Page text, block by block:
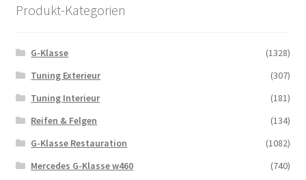
Produkt-Kategorien
G-Klasse
(1328)
Tuning Exterieur
(307)
Tuning Interieur
(181)
Reifen & Felgen
(134)
G-Klasse Restauration
(1082)
Mercedes G-Klasse w460
(740)